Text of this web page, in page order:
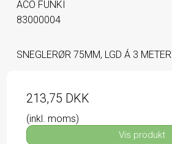
ACO FUNKI
83000004
SNEGLERØR 75MM, LGD Á 3 METER
213,75 DKK
(inkl. moms)
Vis produkt